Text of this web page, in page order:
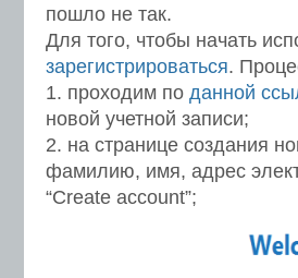
пошло не так.
Для того, чтобы начать
зарегистрироваться.
1. проходим по данной
новой учетной записи;
2. на странице создания
фамилию, имя, адрес
“Create account”;